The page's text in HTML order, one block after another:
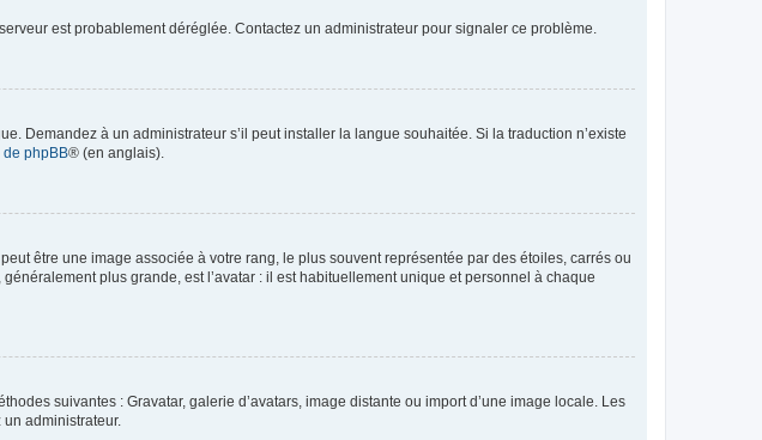
est probablement déréglée. Contactez un administrateur pour signaler ce problème.
Demandez à un administrateur s’il peut installer la langue souhaitée. Si la traduction n’existe
de phpBB® (en anglais).
être une image associée à votre rang, le plus souvent représentée par des étoiles, carrés ou
plus grande, est l’avatar : il est habituellement unique et personnel à chaque
suivantes : Gravatar, galerie d’avatars, image distante ou import d’une image locale. Les
administrateur.